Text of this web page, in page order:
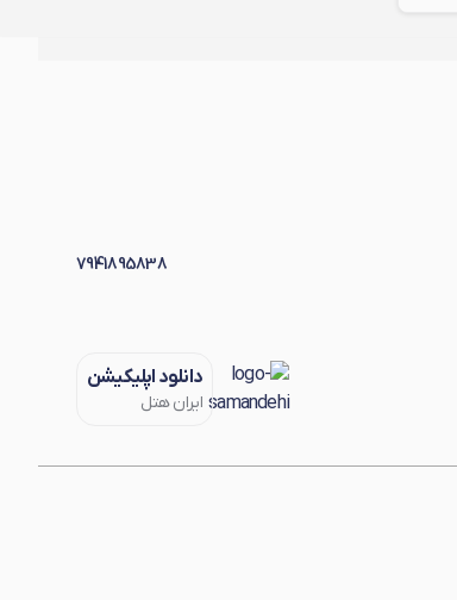
7941895838
دانلود اپلیکیشن
ایران هتل